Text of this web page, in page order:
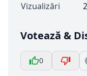
Vizualizări
Votează &
0